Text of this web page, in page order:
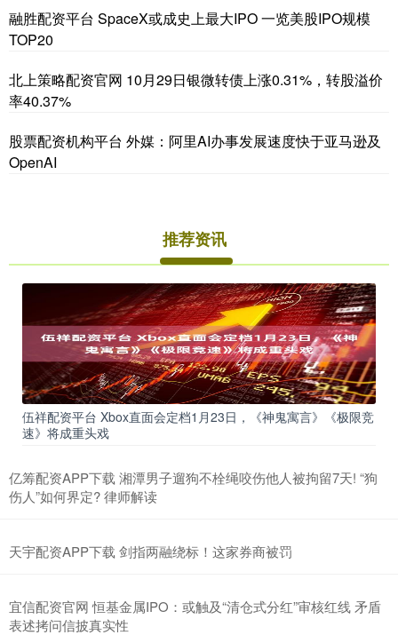
融胜配资平台 SpaceX或成史上最大IPO 一览美股IPO规模
TOP20
北上策略配资官网 10月29日银微转债上涨0.31%，转股溢价
率40.37%
股票配资机构平台 外媒：阿里AI办事发展速度快于亚马逊及
OpenAI
推荐资讯
伍祥配资平台 Xbox直面会定档1月23日，《神鬼寓言》《极限竞
速》将成重头戏
亿筹配资APP下载 湘潭男子遛狗不栓绳咬伤他人被拘留7天! “狗
伤人”如何界定? 律师解读
天宇配资APP下载 剑指两融绕标！这家券商被罚
宜信配资官网 恒基金属IPO：或触及“清仓式分红”审核红线 矛盾
表述拷问信披真实性